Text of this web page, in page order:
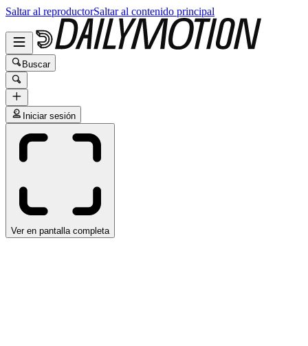
Saltar al reproductorSaltar al contenido principal
Buscar
Iniciar sesión
Ver en pantalla completa